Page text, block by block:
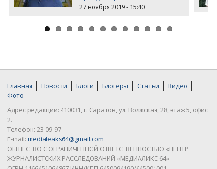
27 ноября 2019 - 15:40
Главная Новости Блоги Блогеры Статьи
Видео
Фото
Адрес редакции: 410031, г. Саратов, ул. Волжская, 28, этаж 5, офис
2.
Телефон: 23-09-97
E-mail: medialeaks64@gmail.com
ОБЩЕСТВО С ОГРАНИЧЕННОЙ ОТВЕТСТВЕННОСТЬЮ «ЦЕНТР
ЖУРНАЛИСТСКИХ РАССЛЕДОВАНИЙ «МЕДИАЛИКС 64»